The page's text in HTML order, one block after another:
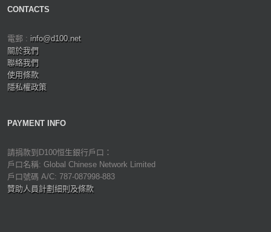
CONTACTS
電郵 : info@d100.net
關於我們
聯絡我們
使用條款
隱私權政策
PAYMENT INFO
請捐款到D100恒生銀行戶口：
戶口名稱: Global Chinese Network Limited
戶口號碼 A/C: 787-087998-883
贊助人員計劃細則及條款